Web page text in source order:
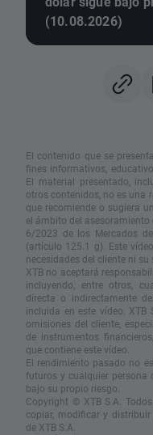
(10.08.2026)
El contenido que se
fines informativos,
El material presentado,
otros contenidos, no es una
que recomiende o sugiera
el ámbito del
6/2023 de los Mercados
(artículo 125.1 g). Este
necesidades del cliente ni
XTB no aceptará
incluyendo, entre otros,
directa o indirectamente
incluida en este vídeo. XTB
omisiones del cliente,
de instrumentos
que contiene este vídeo.
El rendimiento pasado no
futuros y cualquier persona
bajo su propio riesgo.
Copyright © XTB S.A.
copiar, modificar y
de XTB S.A.